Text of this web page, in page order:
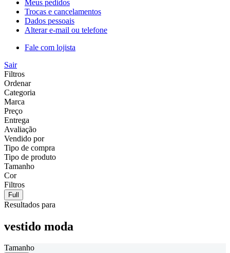
Meus pedidos
Trocas e cancelamentos
Dados pessoais
Alterar e-mail ou telefone
Fale com lojista
Sair
Filtros
Ordenar
Categoria
Marca
Preço
Entrega
Avaliação
Vendido por
Tipo de compra
Tipo de produto
Tamanho
Cor
Filtros
Full
Resultados para
vestido moda
Tamanho